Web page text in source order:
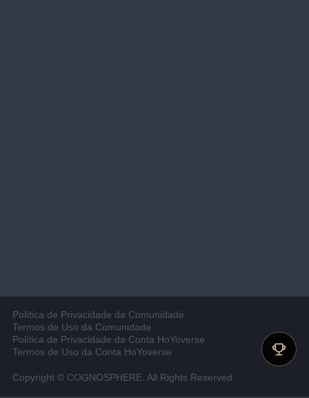
Política de Privacidade da Comunidade
Termos de Uso da Comunidade
Política de Privacidade da Conta HoYoverse
Termos de Uso da Conta HoYoverse
Copyright © COGNOSPHERE. All Rights Reserved.